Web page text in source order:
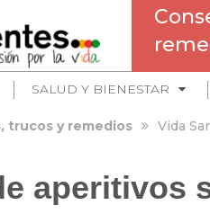
SALUD Y BIENESTAR
trucos y remedios Vida
aperitivos